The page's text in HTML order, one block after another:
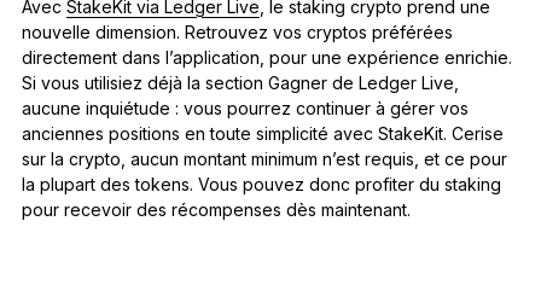
Avec StakeKit via Ledger Live , le staking crypto prend une
nouvelle dimension. Retrouvez vos cryptos préférées
directement dans l’application, pour une expérience enrichie.
Si vous utilisiez déjà la section Gagner de Ledger Live,
aucune inquiétude : vous pourrez continuer à gérer vos
anciennes positions en toute simplicité avec StakeKit. Cerise
sur la crypto, aucun montant minimum n’est requis, et ce pour
la plupart des tokens. Vous pouvez donc profiter du staking
pour recevoir des récompenses dès maintenant.